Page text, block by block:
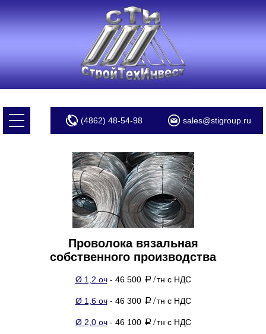
(4862) 48-54-98 sales@stigroup.ru
Проволока вязальная
собственного производства
Ø 1,2 оч- 46 500 a /тн с НДС
Ø 1,6 оч- 46 300 a /тн с НДС
Ø 2,0 оч- 46 100 a /тн с НДС